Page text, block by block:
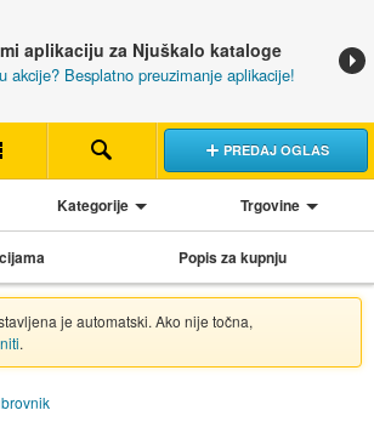
aplikaciju za Njuškalo kataloge
akcije? Besplatno preuzimanje aplikacije!
PREDAJ OGLAS
Kategorije Trgovine
Popis za kupnju
je automatski. Ako nije točna,
.